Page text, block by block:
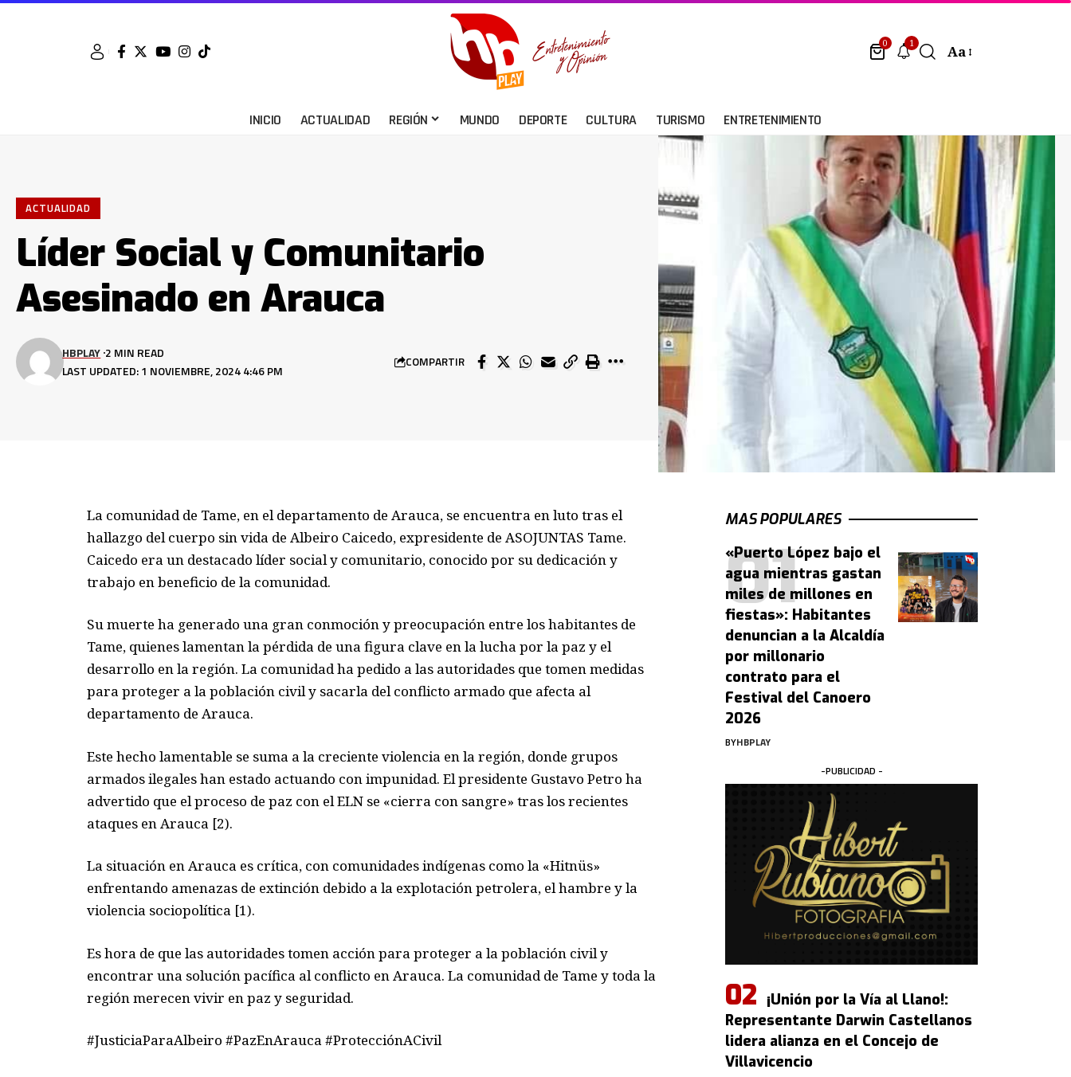
0 1 Aa
INICIO ACTUALIDAD REGIÓN MUNDO DEPORTE CULTURA TURISMO ENTRETENIMIENTO
ACTUALIDAD
Líder Social y Comunitario
Asesinado en Arauca
LAST UPDATED: 1 NOVIEMBRE, 2024 4:46 PM
HBPLAY 2 MIN READ
COMPARTIR
La comunidad de Tame, en el departamento de Arauca, se encuentra en luto tras el
hallazgo del cuerpo sin vida de Albeiro Caicedo, expresidente de ASOJUNTAS Tame.
Caicedo era un destacado líder social y comunitario, conocido por su dedicación y
trabajo en beneficio de la comunidad.
Su muerte ha generado una gran conmoción y preocupación entre los habitantes de
Tame, quienes lamentan la pérdida de una figura clave en la lucha por la paz y el
desarrollo en la región. La comunidad ha pedido a las autoridades que tomen medidas
para proteger a la población civil y sacarla del conflicto armado que afecta al
departamento de Arauca.
Este hecho lamentable se suma a la creciente violencia en la región, donde grupos
armados ilegales han estado actuando con impunidad. El presidente Gustavo Petro ha
advertido que el proceso de paz con el ELN se «cierra con sangre» tras los recientes
ataques en Arauca [2).
La situación en Arauca es crítica, con comunidades indígenas como la «Hitnüs»
enfrentando amenazas de extinción debido a la explotación petrolera, el hambre y la
violencia sociopolítica [1).
Es hora de que las autoridades tomen acción para proteger a la población civil y
encontrar una solución pacífica al conflicto en Arauca. La comunidad de Tame y toda la
región merecen vivir en paz y seguridad.
#JusticiaParaAlbeiro #PazEnArauca #ProtecciónACivil
MAS POPULARES
«Puerto López bajo el
agua mientras gastan
miles de millones en
fiestas»: Habitantes
denuncian a la Alcaldía
por millonario
contrato para el
Festival del Canoero
2026
BYHBPLAY
-PUBLICIDAD -
¡Unión por la Vía al Llano!:
Representante Darwin Castellanos
lidera alianza en el Concejo de
Villavicencio